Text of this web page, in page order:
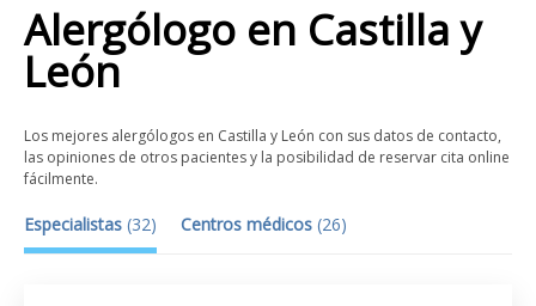
Alergólogo en Castilla y
León
Los mejores alergólogos en Castilla y León con sus datos de contacto,
las opiniones de otros pacientes y la posibilidad de reservar cita online
fácilmente.
Especialistas (32) Centros médicos (26)